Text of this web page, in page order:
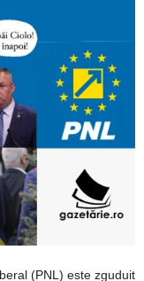
(PNL) este zguduit